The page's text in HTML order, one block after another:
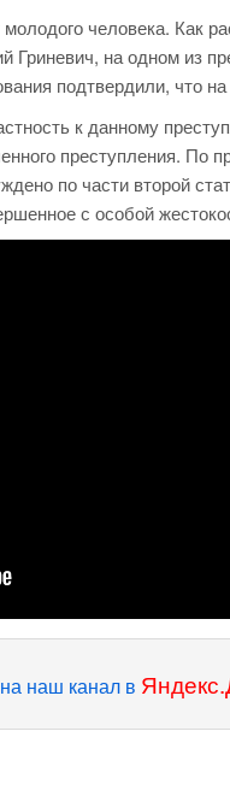
человека. Как
Гриневич, на одном из
подтвердили, что
к данному
преступления. По
по части второй
с особой
наш канал в